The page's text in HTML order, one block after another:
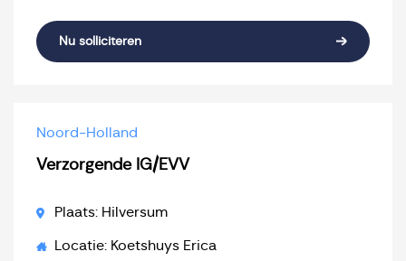
Nu solliciteren
Noord-Holland
Verzorgende IG/EVV
Plaats: Hilversum
Locatie: Koetshuys Erica